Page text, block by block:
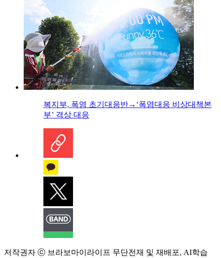
복지부, 폭염 초기대응반→‘폭염대응 비상대책본
부’ 격상 대응
저작권자 ⓒ 브라보마이라이프 무단전재 및 재배포, AI학습